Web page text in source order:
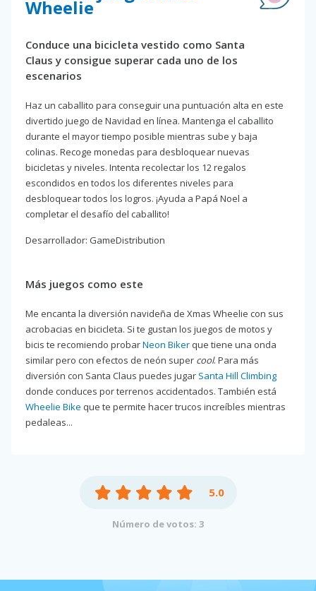
Wheelie
Conduce una bicicleta vestido como Santa
Claus y consigue superar cada uno de los
escenarios
Haz un caballito para conseguir una puntuación alta en este
divertido juego de Navidad en línea. Mantenga el caballito
durante el mayor tiempo posible mientras sube y baja
colinas. Recoge monedas para desbloquear nuevas
bicicletas y niveles. Intenta recolectar los 12 regalos
escondidos en todos los diferentes niveles para
desbloquear todos los logros. ¡Ayuda a Papá Noel a
completar el desafío del caballito!
Desarrollador: GameDistribution
Más juegos como este
Me encanta la diversión navideña de Xmas Wheelie con sus
acrobacias en bicicleta. Si te gustan los juegos de motos y
bicis te recomiendo probarNeon Biker que tiene una onda
similar pero con efectos de neón super cool. Para más
diversión con Santa Claus puedes jugar Santa Hill Climbing
donde conduces por terrenos accidentados. También está
Wheelie Bike que te permite hacer trucos increíbles mientras
pedaleas...
5.0
Número de votos: 3